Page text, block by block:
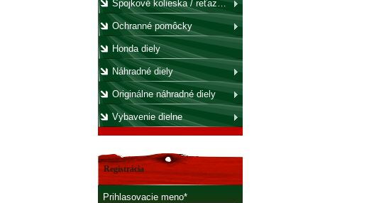
Spojkové kolieska / reťazovky
Ochranné pomôcky
Honda diely
Náhradné diely
Originálne náhradné diely
Vybavenie dielne
Registrácia
Prihlasovacie meno